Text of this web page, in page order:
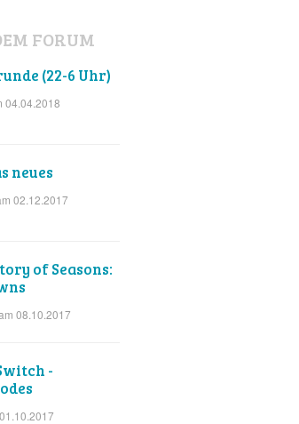
FORUM
(22-6 Uhr)
04.04.2018
neues
02.12.2017
of Seasons:
08.10.2017
-